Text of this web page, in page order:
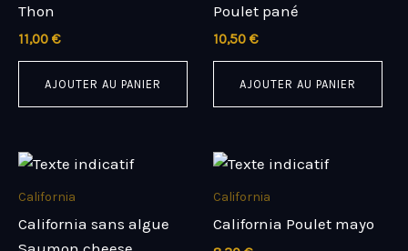
Thon
11,00 €
AJOUTER AU PANIER
Poulet pané
10,50 €
AJOUTER AU PANIER
California
California sans algue
California
California Poulet mayo